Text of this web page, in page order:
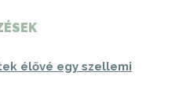
élővé egy szellemi